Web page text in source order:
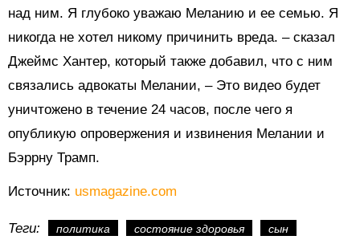
над ним. Я глубоко уважаю Меланию и ее семью. Я
никогда не хотел никому причинить вреда. – сказал
Джеймс Хантер, который также добавил, что с ним
связались адвокаты Мелании, – Это видео будет
уничтожено в течение 24 часов, после чего я
опубликую опровержения и извинения Мелании и
Бэррну Трамп.
Источник: usmagazine.com
Теги: политика состояние здоровья сын